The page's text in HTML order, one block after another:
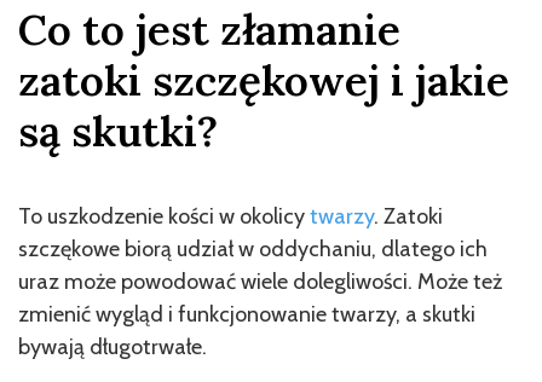
Co to jest złamanie
zatoki szczękowej i jakie
są skutki?
To uszkodzenie kości w okolicytwarzy. Zatoki
szczękowe biorą udział w oddychaniu, dlatego ich
uraz może powodować wiele dolegliwości. Może też
zmienić wygląd i funkcjonowanie twarzy, a skutki
bywają długotrwałe.